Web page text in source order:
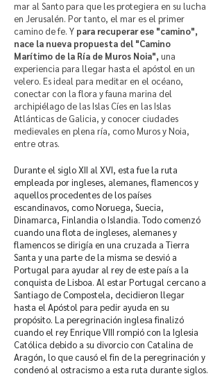
mar al Santo para que les protegiera en su lucha
en Jerusalén. Por tanto, el mar es el primer
camino de fe. Y para recuperar ese "camino",
nace la nueva propuesta del "Camino
Marítimo de la Ría de Muros Noia", una
experiencia para llegar hasta el apóstol en un
velero. Es ideal para meditar en el océano,
conectar con la flora y fauna marina del
archipiélago de las Islas Cíes en las Islas
Atlánticas de Galicia, y conocer ciudades
medievales en plena ría, como Muros y Noia,
entre otras.
Durante el siglo XII al XVI, esta fue la ruta
empleada por ingleses, alemanes, flamencos y
aquellos procedentes de los países
escandinavos, como Noruega, Suecia,
Dinamarca, Finlandia o Islandia. Todo comenzó
cuando una flota de ingleses, alemanes y
flamencos se dirigía en una cruzada a Tierra
Santa y una parte de la misma se desvió a
Portugal para ayudar al rey de este país a la
conquista de Lisboa. Al estar Portugal cercano a
Santiago de Compostela, decidieron llegar
hasta el Apóstol para pedir ayuda en su
propósito. La peregrinación inglesa finalizó
cuando el rey Enrique VIII rompió con la Iglesia
Católica debido a su divorcio con Catalina de
Aragón, lo que causó el fin de la peregrinación y
condenó al ostracismo a esta ruta durante siglos.